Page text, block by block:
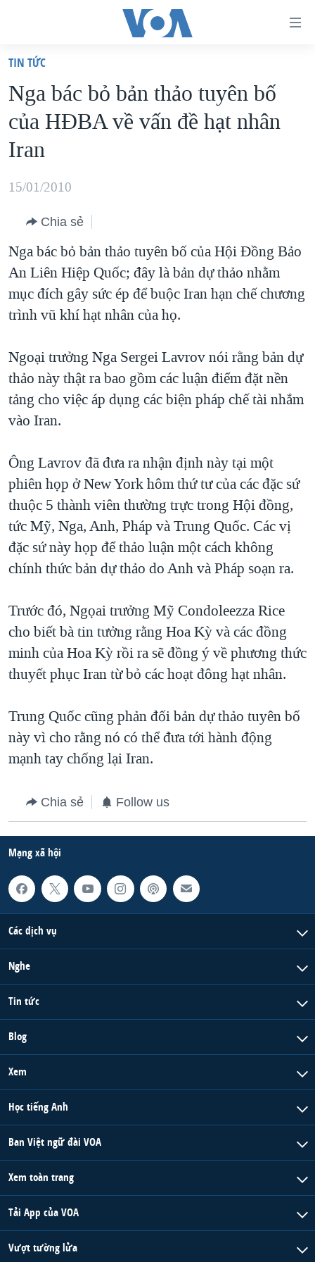
truy
cập
Tới
nội
chính
hướng
chính
Đi
tới
VIỆT NAM
HOA KỲ
BIỂN ĐÔNG
THẾ GIỚI
DIỄN ĐÀN
MỤC
TỰ DO BÁO CHÍ
VẠCH TRẦN TIN GIẢ
ĐỜI SỐNG
KINH TẾ
KHOA HỌC
VĂN HOÁ
THỂ THAO
GIÁO DỤC
CHUYÊN ĐỀ
CHIẾN TRANH THƯƠNG MẠI CỦA MỸ: QUÁ KHỨ VÀ HIỆN
TẠI
MỘT NĂM CHIẾN TRANH TẠI DẢI GAZA
GIẢI MÃ VÀNH ĐAI & CON ĐƯỜNG
NGÀY TỊ NẠN THẾ GIỚI
GROUND ZERO – XƯA VÀ NAY
CÁC GIÁ TRỊ CỘNG HÒA Ở VIỆT NAM
THƯỢNG ĐỈNH TRUMP-KIM TẠI VIỆT NAM
TRỊNH VĨNH BÌNH VS. CHÍNH PHỦ VIỆT NAM
BÊN KIA QUỐC LỘ: TIẾNG VỌNG TỪ NÔNG THÔN MỸ
QUAN HỆ VIỆT MỸ
HỌC TIẾNG ANH
NGHE
MẠNG XÃ HỘI
Ngôn ngữ khác
TIN TỨC
Nga bác bỏ bản thảo tuyên bố
của HÐBA về vấn đề hạt nhân
Iran
15/01/2010
Chia sẻ
Nga bác bỏ bản thảo tuyên bố của Hội Đồng Bảo
An Liên Hiệp Quốc; đây là bản dự thảo nhằm
mục đích gây sức ép để buộc Iran hạn chế chương
trình vũ khí hạt nhân của họ.
Ngoại trưởng Nga Sergei Lavrov nói rằng bản dự
thảo này thật ra bao gồm các luận điểm đặt nền
tảng cho việc áp dụng các biện pháp chế tài nhắm
vào Iran.
Ông Lavrov đã đưa ra nhận định này tại một
phiên họp ở New York hôm thứ tư của các đặc sứ
thuộc 5 thành viên thường trực trong Hội đồng,
tức Mỹ, Nga, Anh, Pháp và Trung Quốc. Các vị
đặc sứ này họp để thảo luận một cách không
chính thức bản dự thảo do Anh và Pháp soạn ra.
Trước đó, Ngọai trưởng Mỹ Condoleezza Rice
cho biết bà tin tưởng rằng Hoa Kỳ và các đồng
minh của Hoa Kỳ rồi ra sẽ đồng ý về phương thức
thuyết phục Iran từ bỏ các hoạt đông hạt nhân.
Trung Quốc cũng phản đối bản dự thảo tuyên bố
này vì cho rằng nó có thể đưa tới hành động
mạnh tay chống lại Iran.
Chia sẻ Follow us
Mạng xã hội
Các dịch vụ
Nghe
Tin tức
Blog
Xem
Học tiếng Anh
Ban Việt ngữ đài VOA
Xem toàn trang
Tải App của VOA
Vượt tường lửa